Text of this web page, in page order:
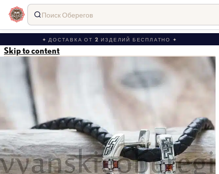
✦ ДОСТАВКА ОТ 2 ИЗДЕЛИЙ БЕСПЛАТНО ✦
Skip to content
Поиск Оберегов